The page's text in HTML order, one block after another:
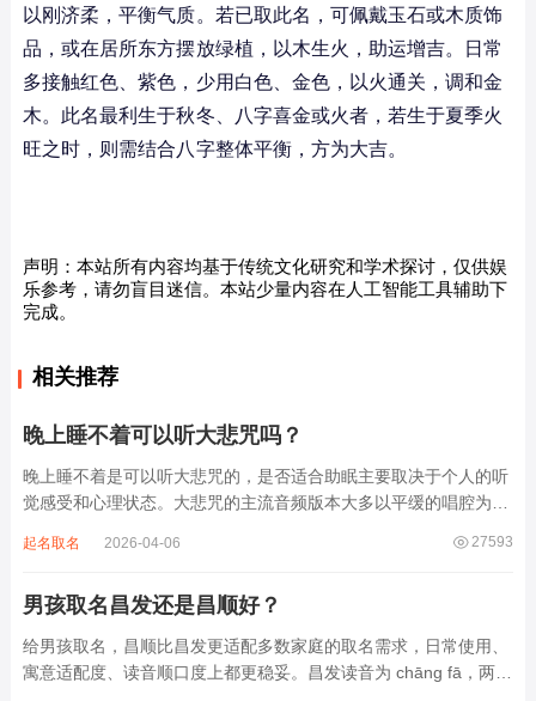
以刚济柔，平衡气质。若已取此名，可佩戴玉石或木质饰
品，或在居所东方摆放绿植，以木生火，助运增吉。日常
多接触红色、紫色，少用白色、金色，以火通关，调和金
木。此名最利生于秋冬、八字喜金或火者，若生于夏季火
旺之时，则需结合八字整体平衡，方为大吉。
声明：本站所有内容均基于传统文化研究和学术探讨，仅供娱
乐参考，请勿盲目迷信。本站少量内容在人工智能工具辅助下
完成。
相关推荐
晚上睡不着可以听大悲咒吗？
晚上睡不着是可以听大悲咒的，是否适合助眠主要取决于个人的听
觉感受和心理状态。大悲咒的主流音频版本大多以平缓的唱腔为
急促的鼓点，这类音频本身具备静心的基础特质。睡前思绪繁杂、
27593
起名取名 2026-04-06
男孩取名昌发还是昌顺好？
给男孩取名，昌顺比昌发更适配多数家庭的取名需求，日常使用、
寓意适配度、读音顺口度上都更稳妥。昌发读音为 chāng fā，两个